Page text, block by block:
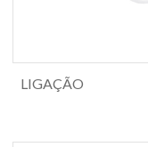
LIGAÇÃO